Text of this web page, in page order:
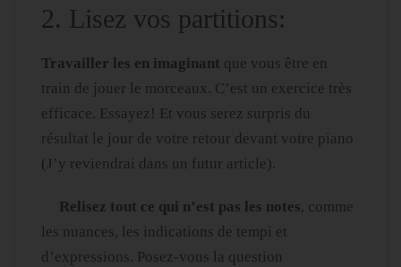
2. Lisez vos partitions:
Travailler les en imaginant que vous être en
train de jouer le morceaux. C’est un exercice très
efficace. Essayez! Et vous serez surpris du
résultat le jour de votre retour devant votre piano
(J’y reviendrai dans un futur article).
Relisez tout ce qui n’est pas les notes, comme
les nuances, les indications de tempi et
d’expressions. Posez-vous la question